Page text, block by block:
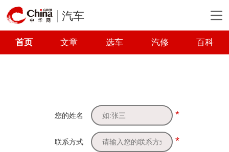
汽车
首页 文章 选车 汽修 百科
您的姓名 *
联系方式 *